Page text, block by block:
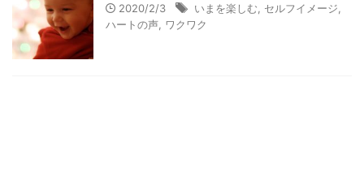
2020/2/3 いまを楽しむ セルフイメージ
ハートの声 ワクワク